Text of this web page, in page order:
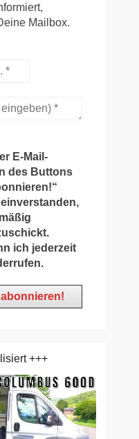
Mailbox.
E-Mail-
des Buttons
ich jederzeit
+++